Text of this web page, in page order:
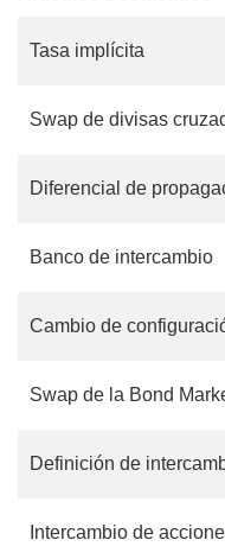
Tasa implícita
Swap de divisas
Diferencial de
Banco de intercambio
Cambio de
Swap de la Bond
Definición de
Intercambio de